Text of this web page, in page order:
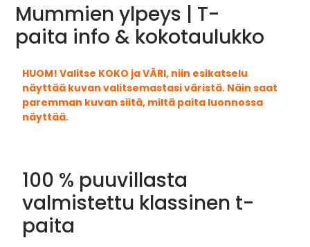
Mummien ylpeys | T-
paita info & kokotaulukko
HUOM! Valitse KOKO ja VÄRI, niin esikatselu
näyttää kuvan valitsemastasi väristä. Näin saat
paremman kuvan siitä, miltä paita luonnossa
näyttää.
100 % puuvillasta
valmistettu klassinen t-
paita